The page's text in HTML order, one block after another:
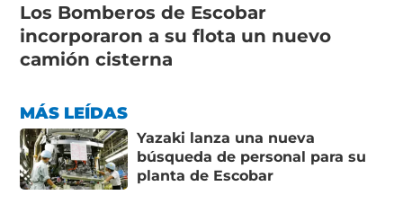
Los Bomberos de Escobar
incorporaron a su flota un nuevo
camión cisterna
MÁS LEÍDAS
Yazaki lanza una nueva
búsqueda de personal para su
planta de Escobar